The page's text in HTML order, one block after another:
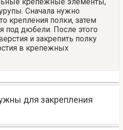
Сначала нужно
крепления полки, затем
под дюбели. После этого
и закрепить полку
в крепежных
для закрепления